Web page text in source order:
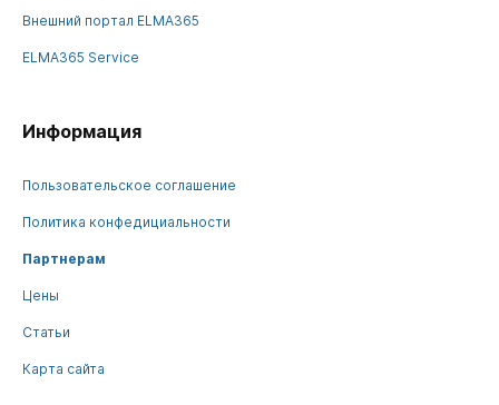
Внешний портал ELMA365
ELMA365 Service
Информация
Пользовательское соглашение
Политика конфедициальности
Партнерам
Цены
Статьи
Карта сайта